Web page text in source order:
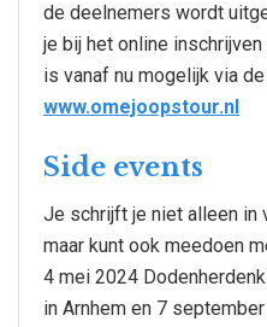
de deelnemers wordt
je bij het online
is vanaf nu mogelijk via
www.omejoopstour.nl
Side events
Je schrijft je niet alleen in
maar kunt ook meedoen
4 mei 2024
in Arnhem en 7